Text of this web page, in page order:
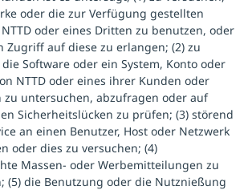
oder die zur Verfügung gestellten
oder eines Dritten zu benutzen, oder
Zugriff auf diese zu erlangen; (2) zu
Software oder ein System, Konto oder
NTTD oder eines ihrer Kunden oder
zu untersuchen, abzufragen oder auf
Sicherheitslücken zu prüfen; (3) störend
an einen Benutzer, Host oder Netzwerk
oder dies zu versuchen; (4)
Massen- oder Werbemitteilungen zu
(5) die Benutzung oder die Nutznießung